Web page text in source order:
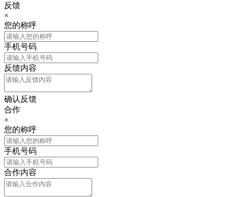
反馈
×
您的称呼
手机号码
反馈内容
确认反馈
合作
×
您的称呼
手机号码
合作内容